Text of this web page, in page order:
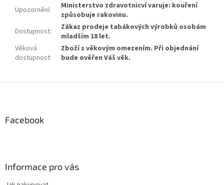
Upozornění:
Ministerstvo zdravotnicví varuje: kouření
způsobuje rakovinu.
Dostupnost:
Zákaz prodeje tabákových výrobků osobám
mladším 18 let.
Věková
dostupnost:
Zboží s věkovým omezením. Při objednání
bude ověřen Váš věk.
Facebook
Informace pro vás